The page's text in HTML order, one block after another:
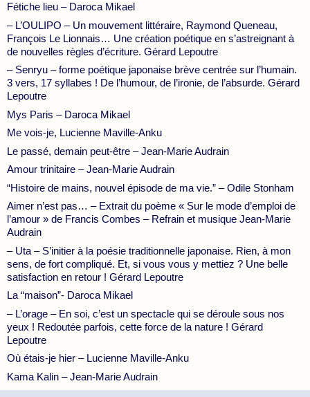
Fétiche lieu – Daroca Mikael
– L’OULIPO – Un mouvement littéraire, Raymond Queneau,
François Le Lionnais… Une création poétique en s’astreignant à
de nouvelles règles d’écriture. Gérard Lepoutre
– Senryu – forme poétique japonaise brève centrée sur l’humain.
3 vers, 17 syllabes ! De l’humour, de l’ironie, de l’absurde. Gérard
Lepoutre
Mys Paris – Daroca Mikael
Me vois-je, Lucienne Maville-Anku
Le passé, demain peut-être – Jean-Marie Audrain
Amour trinitaire – Jean-Marie Audrain
“Histoire de mains, nouvel épisode de ma vie.” – Odile Stonham
Aimer n’est pas… – Extrait du poème « Sur le mode d’emploi de
l’amour » de Francis Combes – Refrain et musique Jean-Marie
Audrain
– Uta – S’initier à la poésie traditionnelle japonaise. Rien, à mon
sens, de fort compliqué. Et, si vous vous y mettiez ? Une belle
satisfaction en retour ! Gérard Lepoutre
La “maison”- Daroca Mikael
– L’orage – En soi, c’est un spectacle qui se déroule sous nos
yeux ! Redoutée parfois, cette force de la nature ! Gérard
Lepoutre
Où étais-je hier – Lucienne Maville-Anku
Kama Kalin – Jean-Marie Audrain